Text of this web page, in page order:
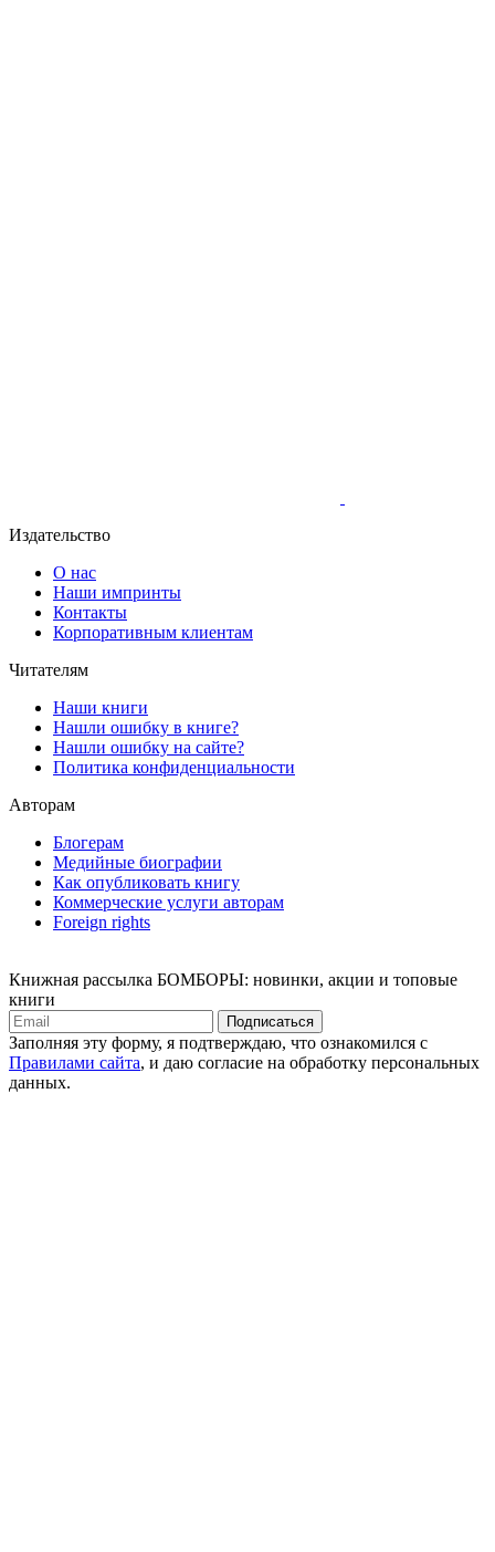
Издательство
О нас
Наши импринты
Контакты
Корпоративным клиентам
Читателям
Наши книги
Нашли ошибку в книге?
Нашли ошибку на сайте?
Политика конфиденциальности
Авторам
Блогерам
Медийные биографии
Как опубликовать книгу
Коммерческие услуги авторам
Foreign rights
Книжная рассылка БОМБОРЫ: новинки, акции и топовые
книги
Подписаться
Заполняя эту форму, я подтверждаю, что ознакомился с
Правилами сайта, и даю согласие на обработку персональных
данных.